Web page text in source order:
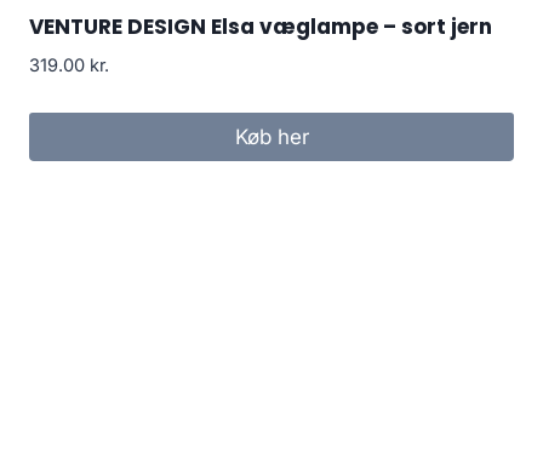
VENTURE DESIGN Elsa væglampe – sort jern
319.00 kr.
Køb her